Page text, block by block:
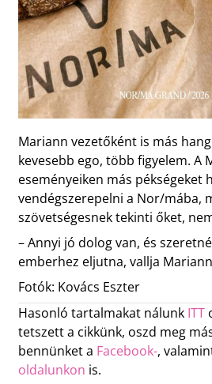
Mariann vezetőként is más
kevesebb ego, több figyelem. A
eseményeiken más pékségeket
vendégszerepelni a Nor/mába,
szövetségesnek tekinti őket,
– Annyi jó dolog van, és
emberhez eljutna, vallja
Fotók: Kovács Eszter
Hasonló tartalmakat nálunk ITT
tetszett a cikkünk, oszd meg
bennünket a Facebook-,
oldalunkon is.